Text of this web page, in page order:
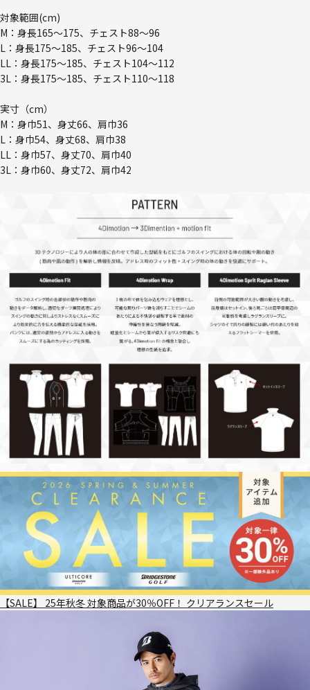
対象範囲(cm)
M：身長165～175、チェスト88～96
L：身長175～185、チェスト96～104
LL：身長175～185、チェスト104～112
3L：身長175～185、チェスト110～118
実寸（cm）
M：身巾51、身丈66、肩巾36
L：身巾54、身丈68、肩巾38
LL：身巾57、身丈70、肩巾40
3L：身巾60、身丈72、肩巾42
【SALE】 25年秋冬 対象商品が30％OFF！ クリアランスセール